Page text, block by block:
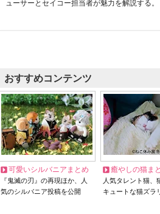
ューサーとセイコー担当者が魅力を解説する。
おすすめコンテンツ
可愛いシルバニアまとめ
『鬼滅の刃』の再現ほか、人
気のシルバニア投稿を公開
癒やしの猫ま
人気タレント猫
キュートな猫ズラ